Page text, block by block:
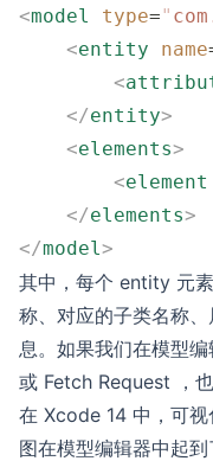
<model type="
    <
entity name
        <
    </
entity>
    <
elements>
        <
element
    </
elements>
</model >
其中，每个 entity 元
称、对应的子类名称
息。如果我们在模型
或 Fetch Request ，
在 Xcode 14 中，可
图在模型编辑器中起